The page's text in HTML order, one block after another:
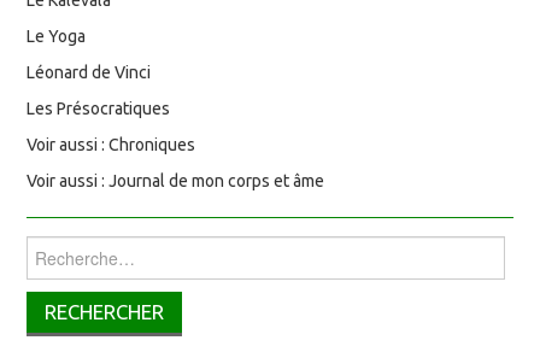
Le Yoga
Léonard de Vinci
Les Présocratiques
Voir aussi : Chroniques
Voir aussi : Journal de mon corps et âme
Rechercher :